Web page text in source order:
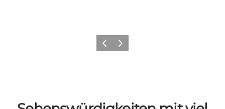
ZurückWeiter